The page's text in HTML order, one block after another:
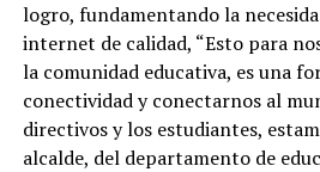
logro, fundamentando la
internet de calidad, “Esto para
la comunidad educativa, es una
conectividad y conectarnos al
directivos y los estudiantes,
alcalde, del departamento de